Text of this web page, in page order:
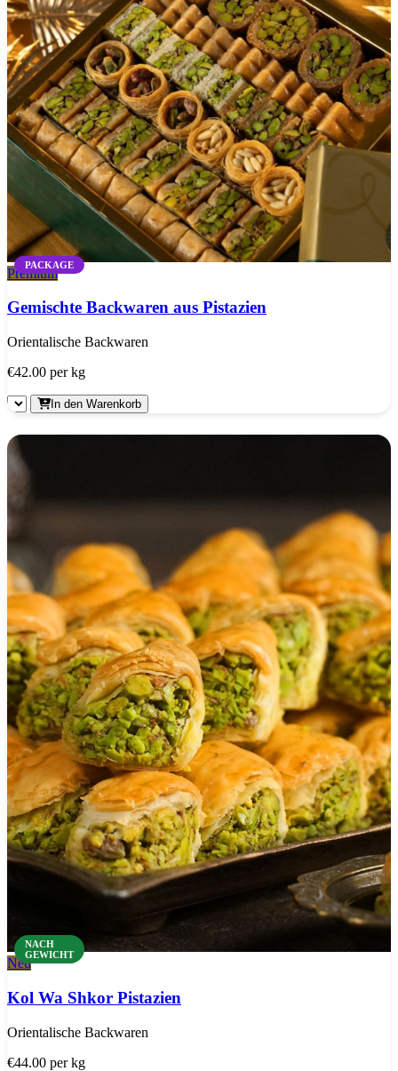
Premium
PACKAGE
Gemischte Backwaren aus Pistazien
Orientalische Backwaren
€42.00 per kg
In den Warenkorb
Neu
NACH
GEWICHT
Kol Wa Shkor Pistazien
Orientalische Backwaren
€44.00 per kg